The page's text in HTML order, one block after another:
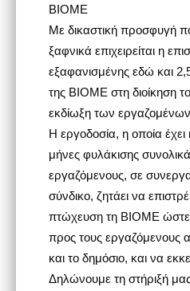
ΒΙΟΜΕ
Με δικαστική προσφυγή
ξαφνικά επιχειρείται η
εξαφανισμένης εδώ και
της ΒΙΟΜΕ στη διοίκηση
εκδίωξη των
Η εργοδοσία, η οποία έχει
μήνες φυλάκισης
εργαζόμενους, σε
σύνδικο, ζητάει να
πτώχευση τη ΒΙΟΜΕ ώστε
προς τους εργαζόμενους
και το δημόσιο, και να
Δηλώνουμε τη στήριξή